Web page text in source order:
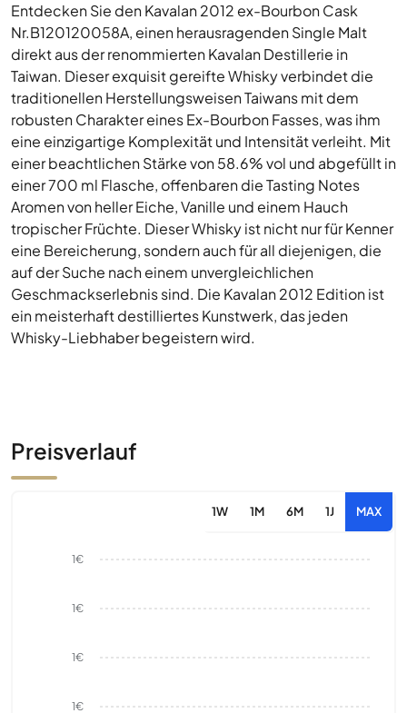
Entdecken Sie den Kavalan 2012 ex-Bourbon Cask
Nr.B120120058A, einen herausragenden Single Malt
direkt aus der renommierten Kavalan Destillerie in
Taiwan. Dieser exquisit gereifte Whisky verbindet die
traditionellen Herstellungsweisen Taiwans mit dem
robusten Charakter eines Ex-Bourbon Fasses, was ihm
eine einzigartige Komplexität und Intensität verleiht. Mit
einer beachtlichen Stärke von 58.6% vol und abgefüllt in
einer 700 ml Flasche, offenbaren die Tasting Notes
Aromen von heller Eiche, Vanille und einem Hauch
tropischer Früchte. Dieser Whisky ist nicht nur für Kenner
eine Bereicherung, sondern auch für all diejenigen, die
auf der Suche nach einem unvergleichlichen
Geschmackserlebnis sind. Die Kavalan 2012 Edition ist
ein meisterhaft destilliertes Kunstwerk, das jeden
Whisky-Liebhaber begeistern wird.
Preisverlauf
1W 1M 6M 1J MAX
1€
1€
1€
1€